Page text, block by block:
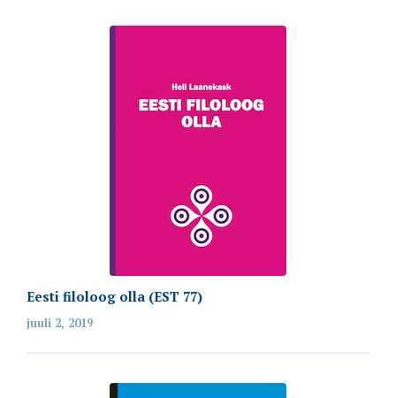
Eesti filoloog olla (EST 77)
juuli 2, 2019